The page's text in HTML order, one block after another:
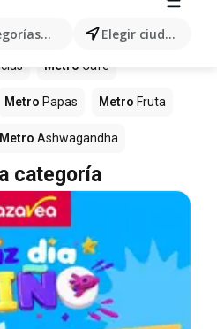
productos... Elegir ciudad
tiendas Metro
Metro Café
Metro Papas Metro Fruta
Metro Ashwagandha
categoría